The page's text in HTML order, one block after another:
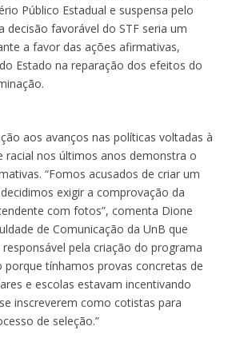
Público Estadual e suspensa pelo
decisão favorável do STF seria um
a favor das ações afirmativas,
Estado na reparação dos efeitos do
aos avanços nas políticas voltadas à
racial nos últimos anos demonstra o
“Fomos acusados de criar um
decidimos exigir a comprovação da
com fotos”, comenta Dione
de Comunicação da UnB que
pela criação do programa
porque tínhamos provas concretas de
e escolas estavam incentivando
inscreverem como cotistas para
de seleção.”